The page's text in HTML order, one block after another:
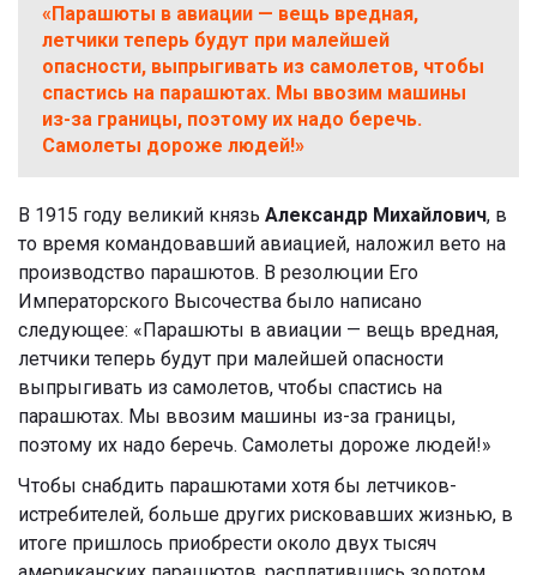
«Парашюты в авиации — вещь вредная,
летчики теперь будут при малейшей
опасности, выпрыгивать из самолетов, чтобы
спастись на парашютах. Мы ввозим машины
из-за границы, поэтому их надо беречь.
Самолеты дороже людей!»
В 1915 году великий князь Александр Михайлович, в
то время командовавший авиацией, наложил вето на
производство парашютов. В резолюции Его
Императорского Высочества было написано
следующее: «Парашюты в авиации — вещь вредная,
летчики теперь будут при малейшей опасности
выпрыгивать из самолетов, чтобы спастись на
парашютах. Мы ввозим машины из-за границы,
поэтому их надо беречь. Самолеты дороже людей!»
Чтобы снабдить парашютами хотя бы летчиков-
истребителей, больше других рисковавших жизнью, в
итоге пришлось приобрести около двух тысяч